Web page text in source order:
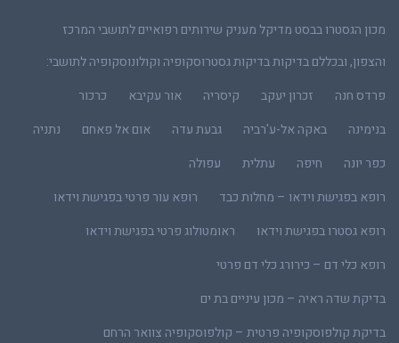
מכון הגסטרו בבסט מדיקל מעניק שירותים רפואיים לתושבי המרכז
והצפון, ובכללם בדיקות בדיקות גסטרוסקופיה וקולונוסקופיה לתושבי:
פרדס חנה
זכרון יעקב קיסריה אור עקיבא
כרכור
בנימינה
באקה אל-ע'רביה גבעת עדה אום אל פאחם
נתניה
כפר יונה
חיפה עתלית
עפולה
רופא בפגישת וידאו – מחלות כבד
רופא עור פרטי בפגישת וידאו
רופא גסטרו בפגישת וידאו
ראומטולוג פרטי בפגישת וידאו
רופא כלי דם – כירורג כלי דם פרטי
בדיקת שדה ראיה – מכון עיניים בת ים
בדיקת קולפוסקופיה פרטית – קולפוסקופיה צוואר הרחם